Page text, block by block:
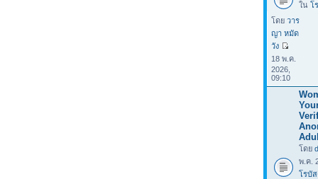
ใน โ
โดย วาร
ญา หมัด
วัง
18 พ.ค.
2026,
09:10
โดย
พ.ค.
โรบั